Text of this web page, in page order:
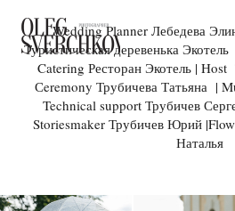
Wedding Planner Лебедева
Туристическая деревенька
Catering Ресторан Экотель |
Сeremony Трубичева Татьяна |
Technical support Трубичев
Storiesmaker Трубичев Юрий
Наталья